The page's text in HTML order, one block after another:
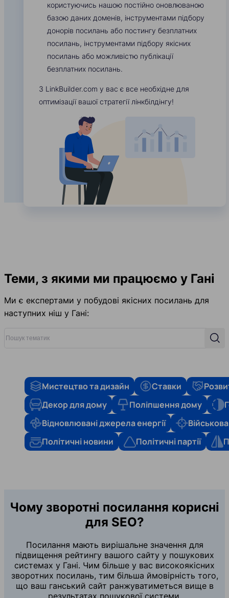
користуючись нашою постійно оновлюваною
базою даних доменів, інструментами підбору
донорів посилань або постингу безплатних
посилань, інструментами підбору якісних
посилань або можливістю публікації
безплатних посилань.
З LinkBuilder.com у вас є все необхідне для
оптимізації вашої стратегії лінкбілдінгу!
Теми, з якими ми працюємо у Гані
Ми є експертами у побудові якісних посилань для
наступних ніш у Гані:
Мистецтво та дизайн Ставки
Декор для дому
Поліпшення дому
Відновлювані джерела енергії
Політичні новини
Політичні партії
Чому зворотні посилання корисні
для SEO?
Посилання мають вирішальне значення для
підвищення рейтингу вашого сайту у пошукових
системах у Гані. Чим більше у вас високоякісних
зворотних посилань, тим більша ймовірність того,
що ваш ганський сайт ранжуватиметься вище в
результатах пошукової системи.